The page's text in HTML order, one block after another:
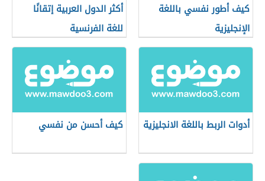
كيف أطور نفسي باللغة
الإنجليزية
أكثر الدول العربية إتقانًا
للغة الفرنسية
أدوات الربط باللغة الانجليزية كيف أحسن من نفسي